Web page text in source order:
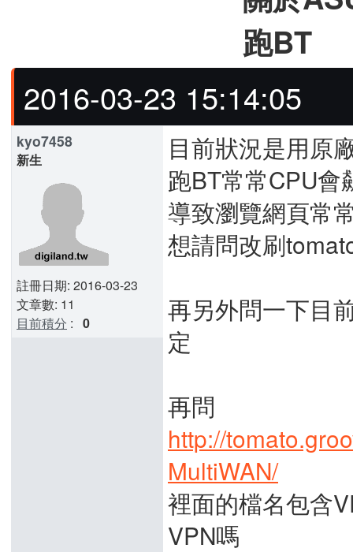
跑BT
2016-03-23 15:14:05
kyo7458
新生
註冊日期: 2016-03-23
文章數: 11
目前積分 : 0
目前狀況是用原
跑BT常常CPU會
導致瀏覽網頁常
想請問改刷
再另外問一下目
定
再問
http://
MultiWAN/
裡面的檔名包含
VPN嗎